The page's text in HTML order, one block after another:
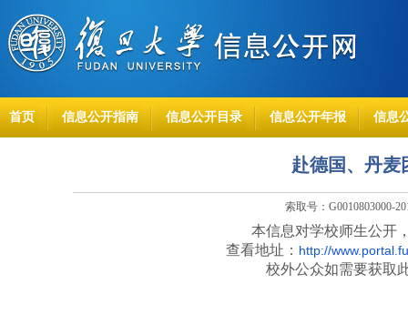
首页 信息公开指南 信息公开目录 信息公开年报 信息
赴德国、丹麦
索取号：G0010803000-
本信息对学校师生公开
查看地址： http://
校外公众如需要获取